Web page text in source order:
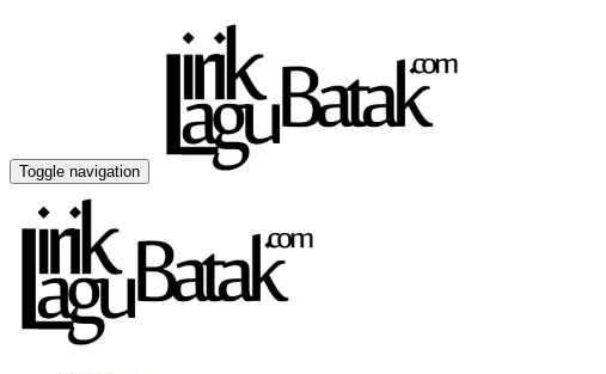
Toggle navigation